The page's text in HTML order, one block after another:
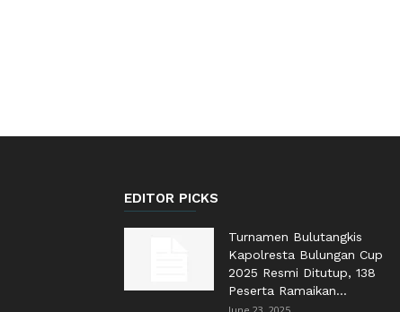
EDITOR PICKS
Turnamen Bulutangkis
Kapolresta Bulungan Cup
2025 Resmi Ditutup, 138
Peserta Ramaikan...